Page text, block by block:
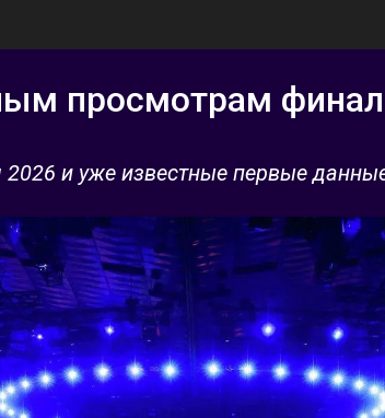
просмотрам
и уже известные первые